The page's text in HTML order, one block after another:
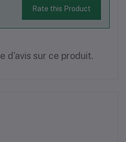
Rate this Product
d'avis sur ce produit.